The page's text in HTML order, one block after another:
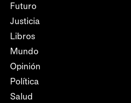
Futuro
Justicia
Libros
Mundo
Opinión
Política
Salud